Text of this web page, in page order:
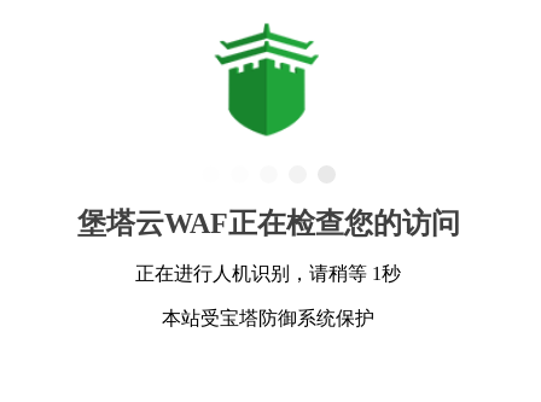
堡塔云WAF正在检查您的访问
正在进行人机识别，请稍等 1秒
本站受宝塔防御系统保护